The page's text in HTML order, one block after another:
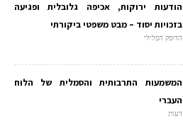
הודעות ירוקות, אכיפה גלובלית ופגיעה
בזכויות יסוד – מבט משפטי ביקורתי
הדופק הפלילי
המשמעות התרבותית והסמלית של הלוח
העברי
דעות